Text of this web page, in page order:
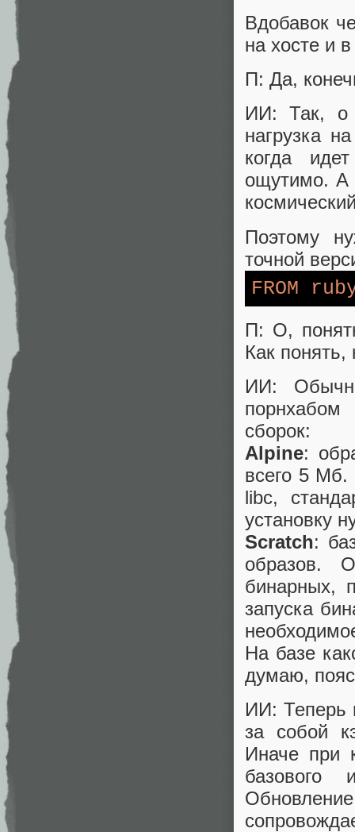
Вдобавок
на хосте и
П: Да,
ИИ: Так, о
нагрузка
когда
ощутимо. А
Поэтому
точной
FROM
П: О,
Как
ИИ:
сборок:
Alpine:
всего 5 Мб.
libc,
установку
Scratch:
образов.
бинарных,
запуска
На базе
думаю,
ИИ: Теперь
за собой
Иначе при
базового